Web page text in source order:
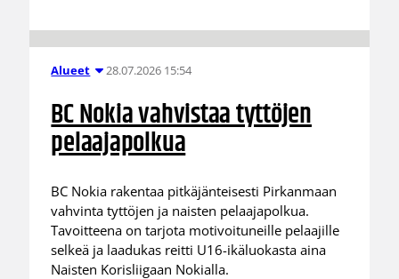
Alueet 28.07.2026 15:54
BC Nokia vahvistaa tyttöjen
pelaajapolkua
BC Nokia rakentaa pitkäjänteisesti Pirkanmaan
vahvinta tyttöjen ja naisten pelaajapolkua.
Tavoitteena on tarjota motivoituneille pelaajille
selkeä ja laadukas reitti U16-ikäluokasta aina
Naisten Korisliigaan Nokialla.